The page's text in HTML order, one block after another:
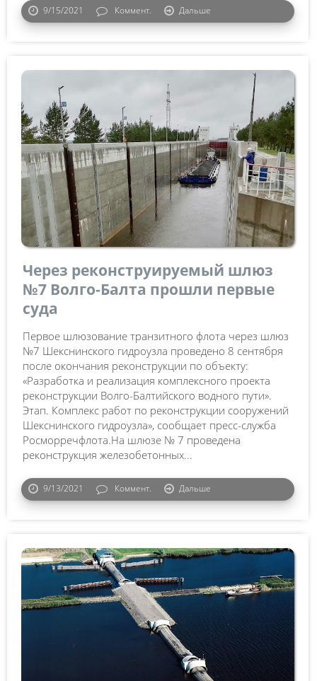
9/15/2021 Коммент. Дальше
Через реконструируемый шлюз
№7 Волго-Балта прошли первые
суда
Первое шлюзование транзитного флота через шлюз
№7 Шекснинского гидроузла проведено 8 сентября
после окончания реконструкции по объекту:
«Разработка и реализация комплексного проекта
реконструкции Волго-Балтийского водного пути».
Этап. Комплекс работ по реконструкции сооружений
Шекснинского гидроузла», сообщает пресс-служба
Росморречфлота.На шлюзе № 7 проведена
реконструкция железобетонных...
9/13/2021 Коммент. Дальше